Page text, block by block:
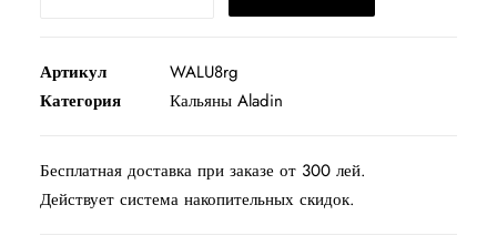
Артикул
WALU8rg
Категория
Кальяны Aladin
Бесплатная доставка при заказе от 300 лей.
Действует система накопительных скидок.